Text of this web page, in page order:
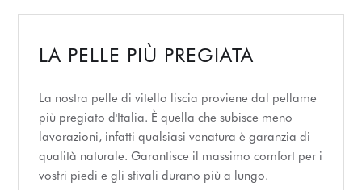
LA PELLE PIÙ PREGIATA
La nostra pelle di vitello liscia proviene dal pellame
più pregiato d'Italia. È quella che subisce meno
lavorazioni, infatti qualsiasi venatura è garanzia di
qualità naturale. Garantisce il massimo comfort per i
vostri piedi e gli stivali durano più a lungo.